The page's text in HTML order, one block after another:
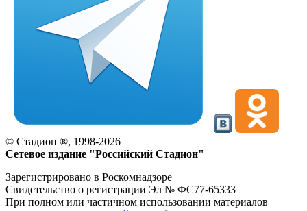
© Стадион ®, 1998-2026
Сетевое издание "Российский Стадион"
Зарегистрировано в Роскомнадзоре
Свидетельство о регистрации Эл № ФС77-65333
При полном или частичном использовании материалов